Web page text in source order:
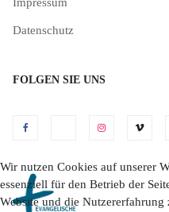
Impressum
Datenschutz
FOLGEN SIE UNS
Wir nutzen Cookies auf unserer
essenziell für den Betrieb der
Website und die Nutzererfahrung